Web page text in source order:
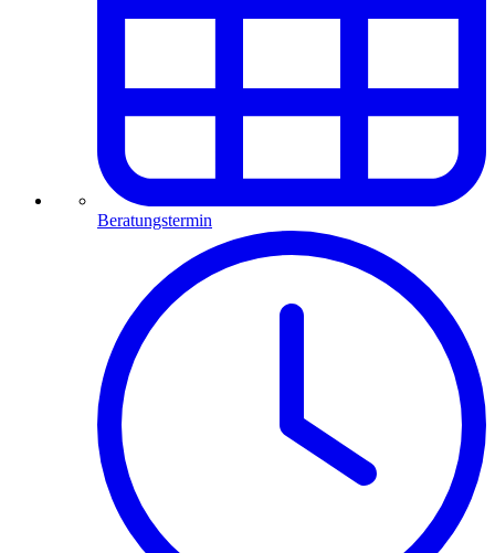
Beratungstermin